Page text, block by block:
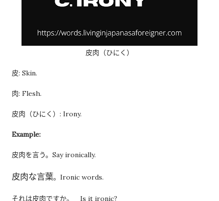
皮肉（ひにく）
皮: Skin.
肉: Flesh.
皮肉（ひにく）: Irony.
Example:
皮肉を言う。Say ironically.
皮肉な言葉。Ironic words.
それは皮肉ですか。 Is it ironic?